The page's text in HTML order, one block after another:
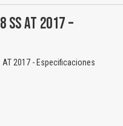
SS AT 2017 –
2017 - Especificaciones